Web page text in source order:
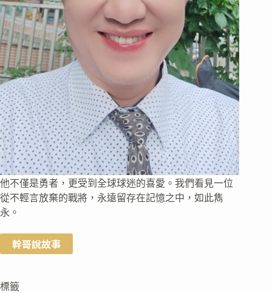
他不僅是勇者，更受到全球球迷的喜愛。我們看見一位
從不輕言放棄的戰將，永遠留存在記憶之中，如此雋
永。
幹哥說故事
標籤